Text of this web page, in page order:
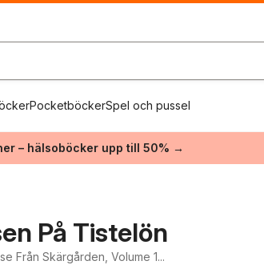
PocketböckerSpel och pussel
– hälsoböcker upp till 50% →
På Tistelön
Från Skärgården, Volume 1...